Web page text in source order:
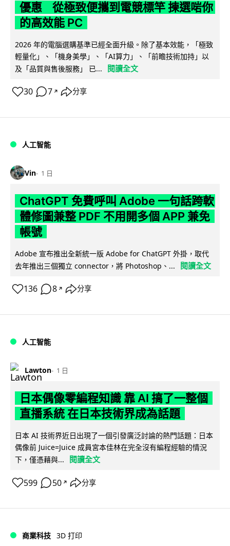
優惠 從極致便攜到電競標竿 揀選啱你
的高效能 PC
2026 年的電腦選購基準已經全面升級。除了基本效能，「極致
輕量化」、「機身美學」、「AI算力」、「前瞻技術加持」以
及「品質與售後服務」 已...
閱讀全文
30 7 ↗ 分享
人工智能
Vin 1 日
ChatGPT 免費呼叫 Adobe 一句話跨軟
體修圖兼整 PDF 不用開多個 APP 兼免
帳號
Adobe 宣布推出全新統一版 Adobe for ChatGPT 外掛，取代
去年推出三個獨立 connector，將 Photoshop、...
閱讀全文
136 8 ↗ 分享
人工智能
Lawton 1 日
日本偶像零編程知識 靠 AI 搞了一整個
直播系統 在日本技術界成為話題
日本 AI 技術界近日出現了一個引發廣泛討論的熱門話題：日本
偶像前 Juice=Juice 成員宮本佳林在完全沒有編程經驗的情況
下，僅憑藉與...
閱讀全文
599 50 ↗ 分享
商業科技 3D 打印